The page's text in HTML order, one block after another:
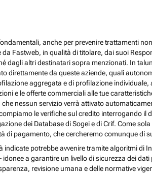
anche per prevenire trattamenti
Fastweb, in qualità di titolare, dai suoi
dagli altri destinatari sopra menzionati. In
direttamente da queste aziende, quali
aggregata e di profilazione
e le offerte commerciali alle tue
nessun servizio verrà attivato
le verifiche sul credito interrogando
dei Database di Sogei e di Crif. Come
di pagamento, che cercheremo comunque di
potrebbe avvenire tramite algoritmi
a garantire un livello di sicurezza dei
revisione umana e delle normative